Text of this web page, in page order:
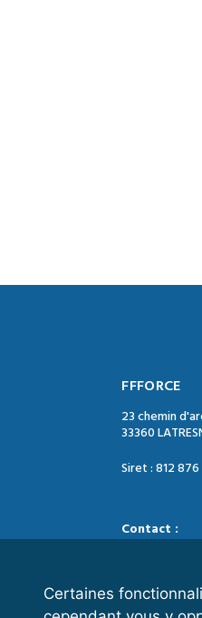
Certaines
FFFORCE
23 chemin
33360
Siret : 812
Contact :